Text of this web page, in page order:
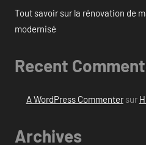
Tout savoir sur la rénovation de
modernisé
Recent
A WordPress Commentersur
Archives